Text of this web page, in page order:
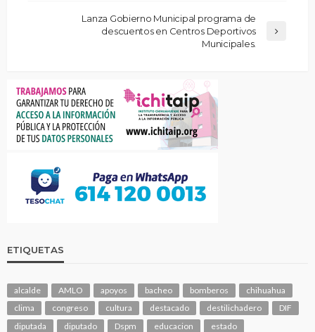
Lanza Gobierno Municipal programa de
descuentos en Centros Deportivos
Municipales.
ETIQUETAS
alcalde AMLO apoyos bacheo bomberos
chihuahua
clima
congreso cultura destacado destilichadero
DIF
diputada
diputado Dspm educacion
estado